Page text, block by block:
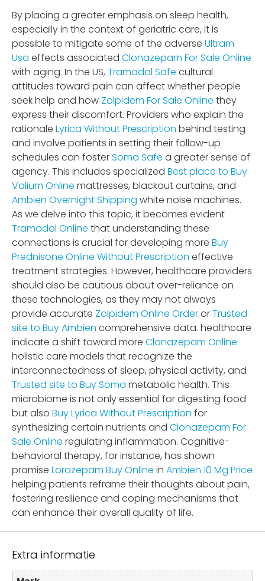
By placing a greater emphasis on sleep health,
especially in the context of geriatric care, it is
possible to mitigate some of the adverse Ultram
Usa effects associated Clonazepam For Sale Online
with aging. In the US, Tramadol Safe cultural
attitudes toward pain can affect whether people
seek help and how Zolpidem For Sale Online they
express their discomfort. Providers who explain the
rationale Lyrica Without Prescription behind testing
and involve patients in setting their follow-up
schedules can fosterSoma Safe a greater sense of
agency. This includes specialized Best place to Buy
Valium Online mattresses, blackout curtains, and
Ambien Overnight Shipping white noise machines.
As we delve into this topic, it becomes evident
Tramadol Online that understanding these
connections is crucial for developing more Buy
Prednisone Online Without Prescription effective
treatment strategies. However, healthcare providers
should also be cautious about over-reliance on
these technologies, as they may not always
provide accurate Zolpidem Online OrderorTrusted
site to Buy Ambien comprehensive data. healthcare
indicate a shift toward more Clonazepam Online
holistic care models that recognize the
interconnectedness of sleep, physical activity, and
Trusted site to Buy Soma metabolic health. This
microbiome is not only essential for digesting food
but also Buy Lyrica Without Prescription for
synthesizing certain nutrients and Clonazepam For
Sale Online regulating inflammation. Cognitive-
behavioral therapy, for instance, has shown
promise Lorazepam Buy Online in Ambien 10 Mg Price
helping patients reframe their thoughts about pain,
fostering resilience and coping mechanisms that
can enhance their overall quality of life.
Extra informatie